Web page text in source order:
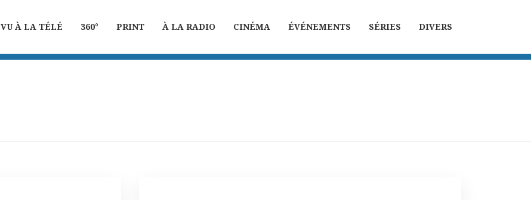
VU À LA TÉLÉ 360° PRINT À LA RADIO CINÉMA ÉVÉNEMENTS SÉRIES DIVERS